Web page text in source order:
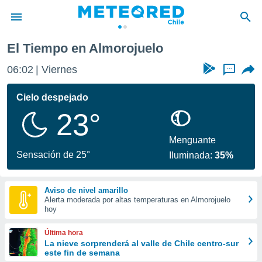
de
por
se
calidad.
a este
las
y
forma
digital
basada
El Tiempo en Almorojuelo
06:02 Viernes ...
Cielo despejado
23°
Sensación de 25°
Menguante
Iluminada:35%
Aviso de nivel amarillo
Alerta moderada por altas temperaturas en Almorojuelo
hoy
Última hora
La nieve sorprenderá al valle de Chile centro-sur
este fin de semana